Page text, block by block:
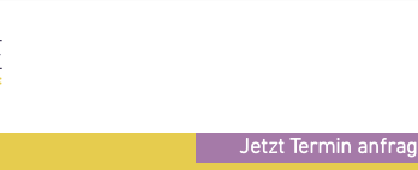
Jetzt Termin